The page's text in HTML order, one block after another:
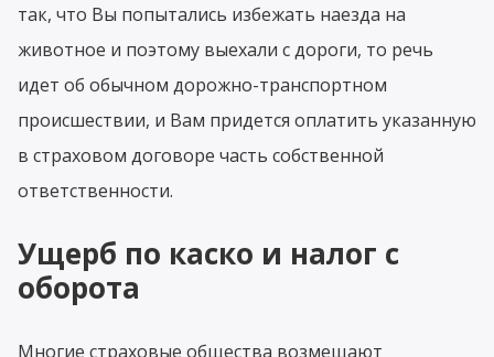
так, что Вы попытались избежать наезда на
животное и поэтому выехали с дороги, то речь
идет об обычном дорожно-транспортном
происшествии, и Вам придется оплатить указанную
в страховом договоре часть собственной
ответственности.
Ущерб по каско и налог с
оборота
Многие страховые общества возмещают